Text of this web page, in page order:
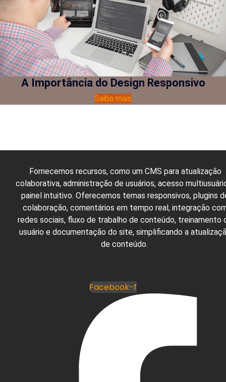
A Importância do Design Responsivo
Saiba mais
Fornecemos recursos, como um CMS para atualização
colaborativa, administração de usuários, acesso
painel intuitivo. Oferecemos temas responsivos, plugins
colaboração, comentários em tempo real, integração
redes sociais, fluxo de trabalho de conteúdo, treinamento
usuário e documentação do site, simplificando a
de conteúdo.
Facebook-f